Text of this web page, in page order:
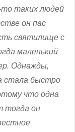
то таких людей
он пас
святилище с
маленький
Однажды,
стала быстро
что одна
тогда он